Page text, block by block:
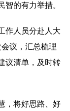
智的有力举措。
作人员分赴人大
议，汇总梳理
议清单，及时转
，将好思路、好